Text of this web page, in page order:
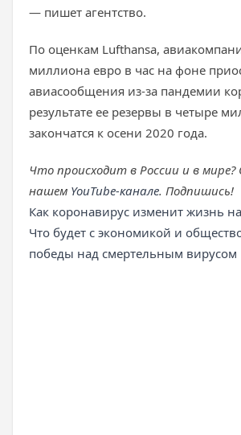
— пишет агентство.
По оценкам Lufthansa,
миллиона евро в час на фоне
авиасообщения из-за пандемии
результате ее резервы в четыре
закончатся к осени 2020 года.
Что происходит в России и в мире?
нашем YouTube-канале. Подпишись!
Как коронавирус изменит жизнь
Что будет с экономикой и
победы над смертельным вирусом